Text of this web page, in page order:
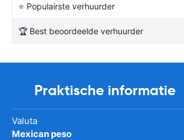
⭐ Populairste verhuurder
🏆 Best beoordeelde verhuurder
Praktische informatie
Valuta
Mexican peso